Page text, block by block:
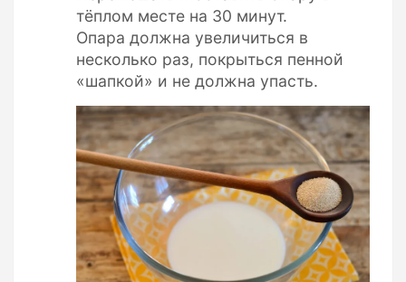
тёплом месте на 30 минут.
Опара должна увеличиться в
несколько раз, покрыться пенной
«шапкой» и не должна упасть.